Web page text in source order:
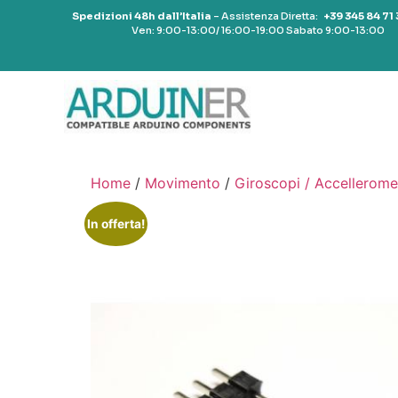
Spedizioni 48h dall’Italia – Assistenza Diretta: +39 345 84 71
Ven: 9:00-13:00/ 16:00-19:00 Sabato 9:00-13:00
Home / Movimento / Giroscopi /
In offerta!